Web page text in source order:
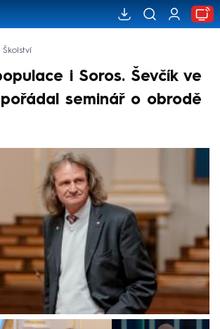
Školství
i Soros. Ševčík ve
seminář o obrodě